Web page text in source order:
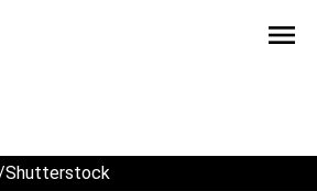
menu
Shutterstock